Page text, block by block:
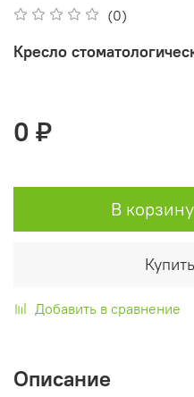
(0)
Кресло
0 ₽
В корзину
Добавить в сравнение
Описание